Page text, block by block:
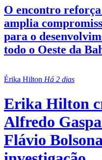
O encontro
amplia
para o
todo o Oeste da
Érika Hilton Há 2 dias
Erika Hilton
Alfredo
Flávio